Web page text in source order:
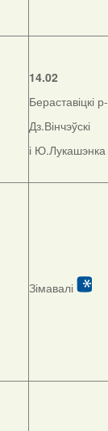
14.02
Бераставіцкі
Дз.Вінчэўскі
і Ю.Лукашэнка
Зімавалі